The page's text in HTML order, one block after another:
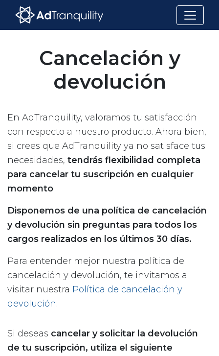
Cancelación y
devolución
En AdTranquility, valoramos tu satisfacción
con respecto a nuestro producto. Ahora bien,
si crees que AdTranquility ya no satisface tus
necesidades, tendrás flexibilidad completa
para cancelar tu suscripción en cualquier
momento.
Disponemos de una política de cancelación
y devolución sin preguntas para todos los
cargos realizados en los últimos 30 días.
Para entender mejor nuestra política de
cancelación y devolución, te invitamos a
visitar nuestra Política de cancelación y
devolución.
Si deseas cancelar y solicitar la devolución
de tu suscripción, utiliza el siguiente